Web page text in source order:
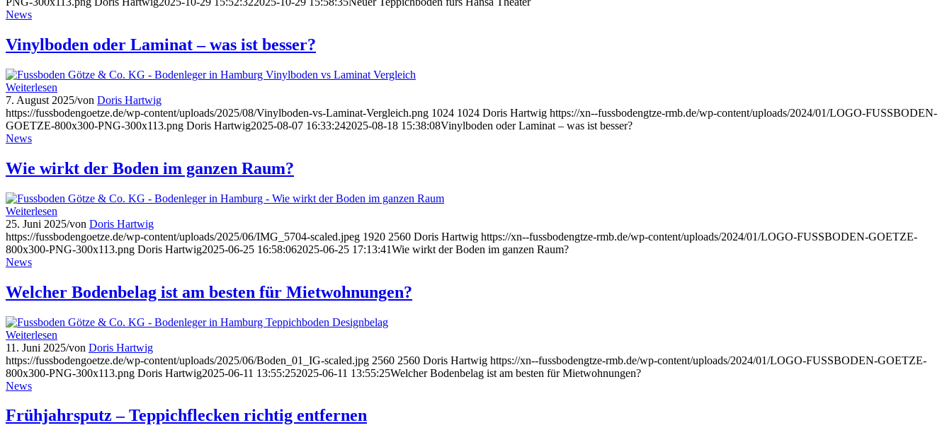
News
Vinylboden oder Laminat – was ist besser?
Weiterlesen
7. August 2025/von Doris Hartwig
https://fussbodengoetze.de/wp-content/uploads/2025/08/Vinylboden-vs-Laminat-Vergleich.png 1024 1024 Doris Hartwig https://xn--fussbodengtze-rmb.de/wp-content/uploads/2024/01/LOGO-FUSSBODEN-
GOETZE-800x300-PNG-300x113.png Doris Hartwig2025-08-07 16:33:242025-08-18 15:38:08Vinylboden oder Laminat – was ist besser?
News
Wie wirkt der Boden im ganzen Raum?
Weiterlesen
25. Juni 2025/von Doris Hartwig
https://fussbodengoetze.de/wp-content/uploads/2025/06/IMG_5704-scaled.jpeg 1920 2560 Doris Hartwig https://xn--fussbodengtze-rmb.de/wp-content/uploads/2024/01/LOGO-FUSSBODEN-GOETZE-
800x300-PNG-300x113.png Doris Hartwig2025-06-25 16:58:062025-06-25 17:13:41Wie wirkt der Boden im ganzen Raum?
News
Welcher Bodenbelag ist am besten für Mietwohnungen?
Weiterlesen
11. Juni 2025/von Doris Hartwig
https://fussbodengoetze.de/wp-content/uploads/2025/06/Boden_01_IG-scaled.jpg 2560 2560 Doris Hartwig https://xn--fussbodengtze-rmb.de/wp-content/uploads/2024/01/LOGO-FUSSBODEN-GOETZE-
800x300-PNG-300x113.png Doris Hartwig2025-06-11 13:55:252025-06-11 13:55:25Welcher Bodenbelag ist am besten für Mietwohnungen?
News
Frühjahrsputz – Teppichflecken richtig entfernen